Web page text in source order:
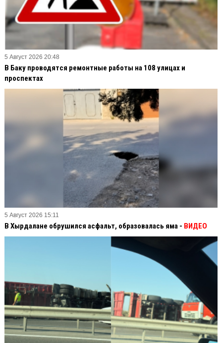
5 Август 2026 20:48
В Баку проводятся ремонтные работы на 108 улицах и
проспектах
5 Август 2026 15:11
В Хырдалане обрушился асфальт, образовалась яма - ВИДЕО